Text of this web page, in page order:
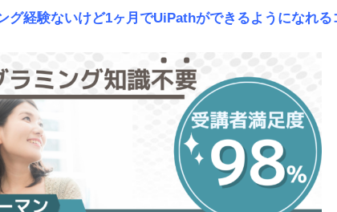
グ経験ないけど1ヶ月でUiPathができるようになれる